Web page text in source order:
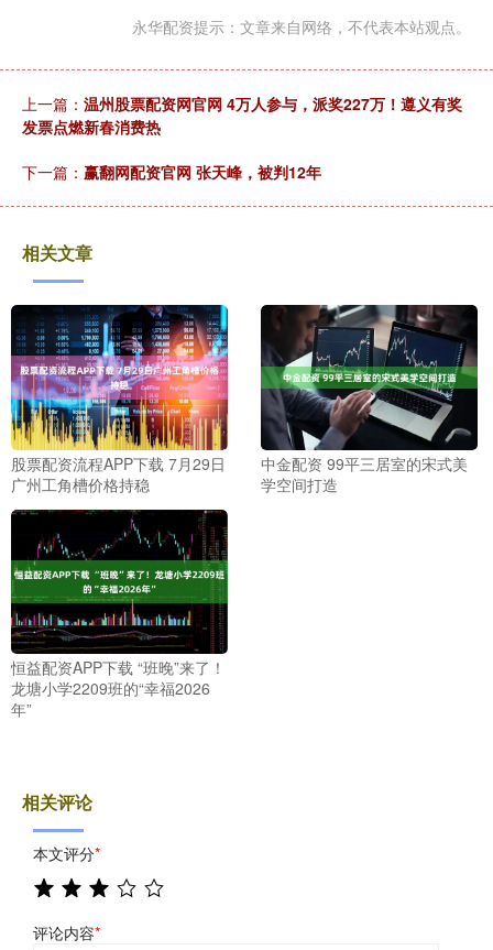
永华配资提示：文章来自网络，不代表本站观点。
上一篇： 温州股票配资网官网 4万人参与，派奖227万！遵义有奖
发票点燃新春消费热
下一篇： 赢翻网配资官网 张天峰，被判12年
相关文章
股票配资流程APP下载 7月29日
广州工角槽价格持稳
中金配资 99平三居室的宋式美
学空间打造
恒益配资APP下载 “班晚”来了！
龙塘小学2209班的“幸福2026
年”
相关评论
本文评分*
评论内容*